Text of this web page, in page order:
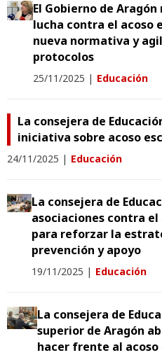
El Gobierno de
lucha contra el acoso
nueva normativa y
protocolos
25/11/2025 | Educación
La consejera de
iniciativa sobre acoso
24/11/2025 | Educación
La consejera de
asociaciones contra el
para reforzar la
prevención y apoyo
19/11/2025 | Educación
La consejera de
superior de Aragón
hacer frente al acoso